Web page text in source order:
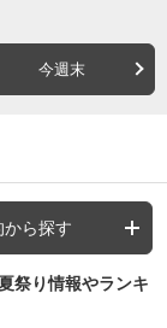
今週末
から探す
祭り情報やランキ